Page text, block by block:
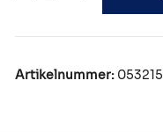
Artikelnummer: 053215